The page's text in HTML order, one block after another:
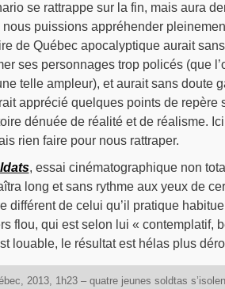
se rattrappe sur la fin, mais aura
puissions appréhender
de Québec apocalyptique aurait
ses personnages trop policés (que
telle ampleur), et aurait sans doute
apprécié quelques points de repère
dénuée de réalité et de réalisme.
rien faire pour nous rattraper.
, essai cinématographique non
long et sans rythme aux yeux de
différent de celui qu’il pratique
flou, qui est selon lui « contemplatif,
louable, le résultat est hélas plus
2013, 1h23 – quatre jeunes soldtas